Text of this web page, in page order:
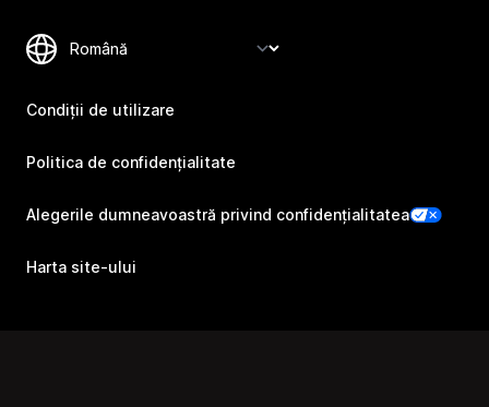
Condiții de utilizare
Politica de confidențialitate
Alegerile dumneavoastră privind confidențialitatea
Harta site-ului